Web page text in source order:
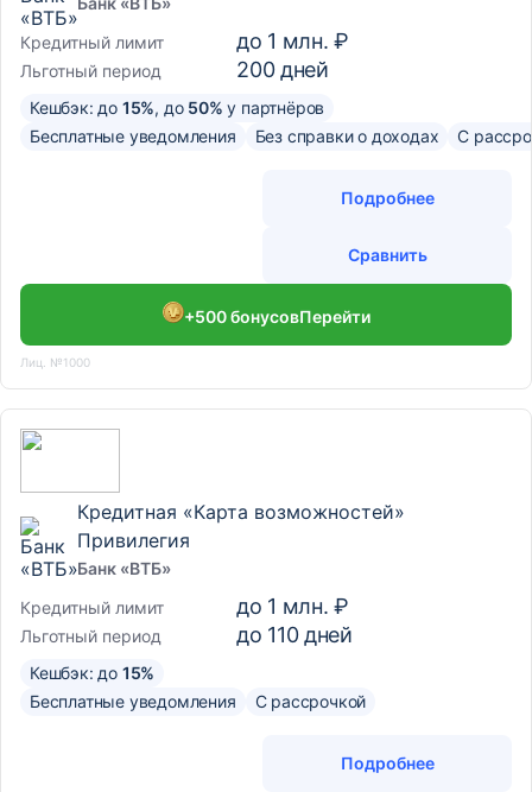
Кредитный лимит
до 1 млн. ₽
Льготный период 200дней
Кешбэк: до 15%, до 50% у партнёров
Бесплатные уведомления
Без справки о доходах С
Подробнее
Сравнить
+500 бонусовПерейти
Лиц. №1000
Кредитная «Карта возможностей»
Привилегия
Банк «ВТБ»
Кредитный лимит
до 1 млн. ₽
Льготный период до 110дней
Кешбэк: до 15%
Бесплатные уведомления
С рассрочкой
Подробнее